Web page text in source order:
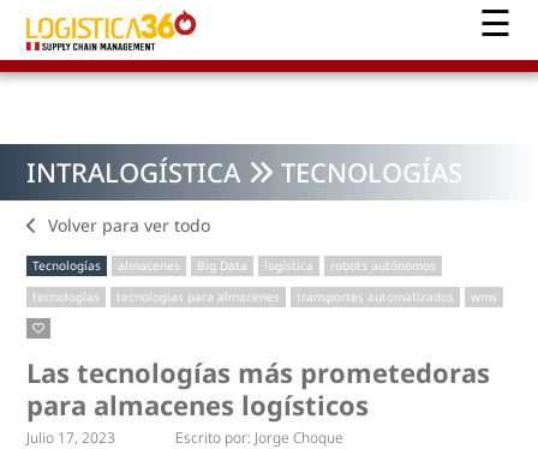
INTRALOGÍSTICA TECNOLOGÍAS
Volver para ver todo
Tecnologías almacenes Big Data logística
robots autónomos
tecnologías
tecnologías para almacenes transportes automatizados wms
Las tecnologías más prometedoras
para almacenes logísticos
Julio 17, 2023 Escrito por: Jorge Choque